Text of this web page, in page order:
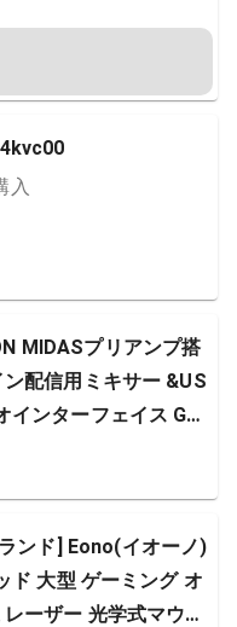
入
MIDASプリアンプ搭
配信用ミキサー &US
インターフェイス GO
内正規品】
ンド] Eono(イオーノ)
ド 大型 ゲーミング オ
ーザー 光学式マウス